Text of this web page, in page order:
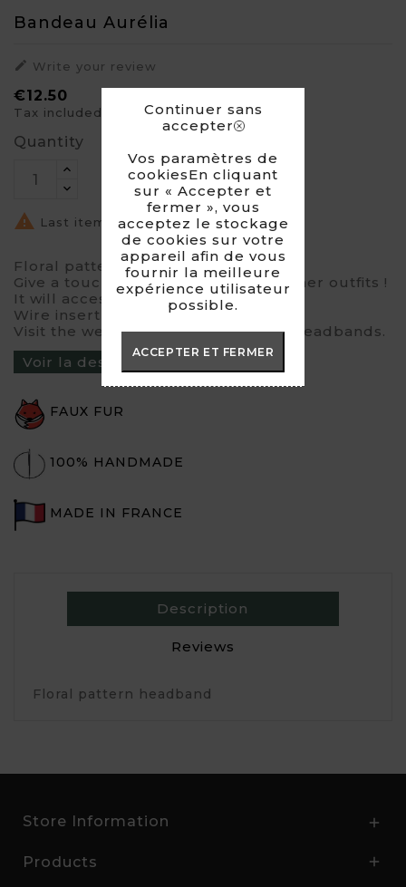
Continuer sans
accepter
Vos paramètres de
cookiesEn cliquant
sur « Accepter et
fermer », vous
acceptez le stockage
de cookies sur votre
appareil afin de vous
fournir la meilleure
expérience utilisateur
possible.
ACCEPTER ET FERMER
Bandeau Aurélia
 Write your review
€12.50
Tax included
Quantity
 Last items in stock
Floral pattern cotton headband.
Give a touch of fantasy to your summer outfits !
It will accessorise all hairstyles.
Wire insert for adjustable fit.
Visit the website and see the other headbands.
Voir la description du produit ›
FAUX FUR
100% HANDMADE
MADE IN FRANCE
Description
Reviews
Floral pattern headband
Store Information 
Products 